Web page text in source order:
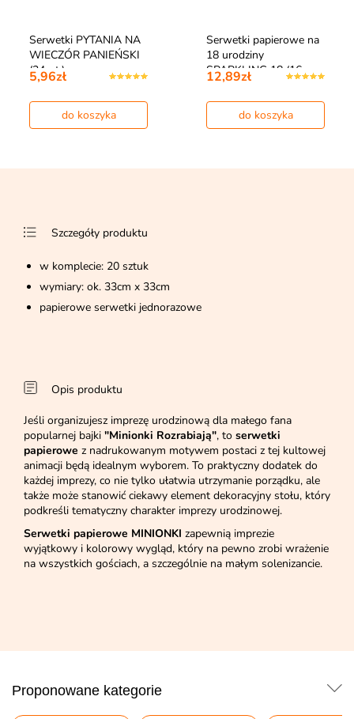
Serwetki PYTANIA NA
WIECZÓR PANIEŃSKI
(24szt.)
5,96zł
do koszyka
Serwetki papierowe na
18 urodziny
SPARKLING 18 (16…
12,89zł
do koszyka
Szczegóły produktu
w komplecie: 20 sztuk
wymiary: ok. 33cm x 33cm
papierowe serwetki jednorazowe
Opis produktu
Jeśli organizujesz imprezę urodzinową dla małego fana
popularnej bajki "Minionki Rozrabiają", to serwetki
papierowe z nadrukowanym motywem postaci z tej kultowej
animacji będą idealnym wyborem. To praktyczny dodatek do
każdej imprezy, co nie tylko ułatwia utrzymanie porządku, ale
także może stanowić ciekawy element dekoracyjny stołu, który
podkreśli tematyczny charakter imprezy urodzinowej.
Serwetki papierowe MINIONKI zapewnią imprezie
wyjątkowy i kolorowy wygląd, który na pewno zrobi wrażenie
na wszystkich gościach, a szczególnie na małym solenizancie.
Proponowane kategorie